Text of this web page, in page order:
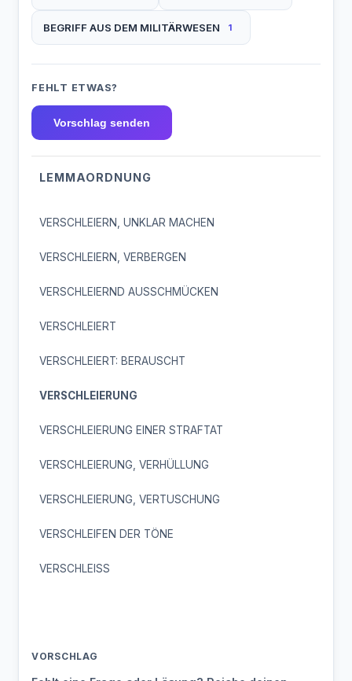
BEGRIFF AUS DEM MILITÄRWESEN 1
FEHLT ETWAS?
Vorschlag senden
LEMMAORDNUNG
VERSCHLEIERN, UNKLAR MACHEN
VERSCHLEIERN, VERBERGEN
VERSCHLEIERND AUSSCHMÜCKEN
VERSCHLEIERT
VERSCHLEIERT: BERAUSCHT
VERSCHLEIERUNG
VERSCHLEIERUNG EINER STRAFTAT
VERSCHLEIERUNG, VERHÜLLUNG
VERSCHLEIERUNG, VERTUSCHUNG
VERSCHLEIFEN DER TÖNE
VERSCHLEISS
VORSCHLAG